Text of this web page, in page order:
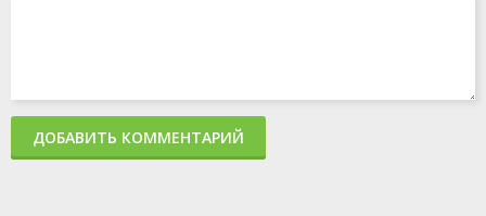
ДОБАВИТЬ КОММЕНТАРИЙ